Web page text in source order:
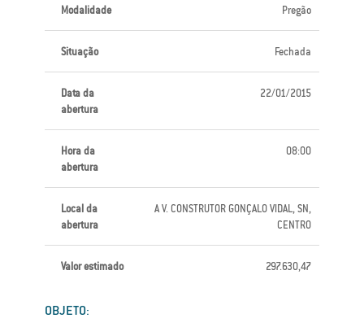
Modalidade Pregão
Situação Fechada
Data da
abertura
22/01/2015
Hora da
abertura
08:00
Local da
abertura
A V. CONSTRUTOR GONÇALO VlDAL, SN,
CENTRO
Valor estimado 297.630,47
OBJETO: